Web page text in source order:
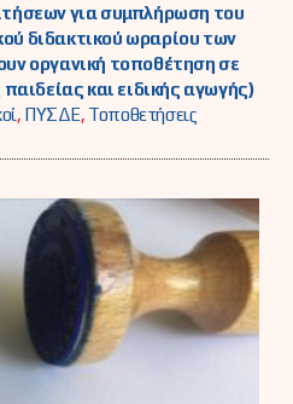
για συμπλήρωση του
διδακτικού ωραρίου των
οργανική τοποθέτηση σε
και ειδικής αγωγής)
, ΠΥΣΔΕ, Τοποθετήσεις